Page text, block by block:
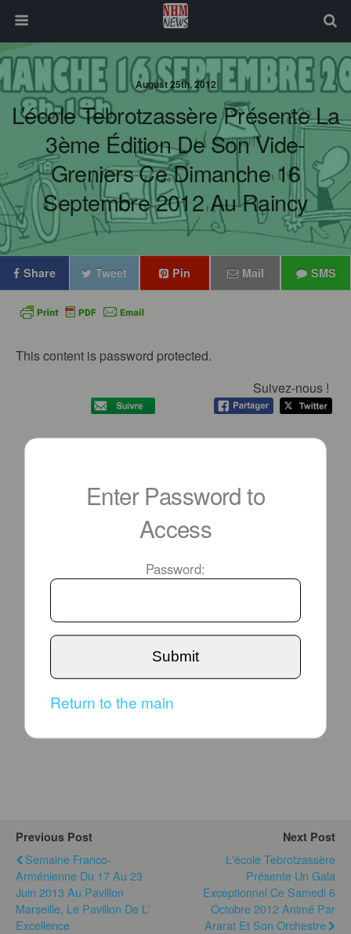
August 25th, 2012
L’école Tebrotzassère Présente La
3ème Édition De Son Vide-
Greniers Ce Dimanche 16
Septembre 2012 Au Raincy
Share Tweet Pin Mail SMS
This content is password protected.
Suivez-nous !
Previous Post
Semaine Franco-
Arménienne Du 17 Au 23
Juin 2013 Au Pavillon
Marseille, Le Pavillon De L'
Excellence
Next Post
L'école Tebrotzassère
Présente Un Gala
Exceptionnel Ce Samedi 6
Octobre 2012 Animé Par
Ararat Et Son Orchestre
Enter Password to
Access
Password:
Submit
Return to the main